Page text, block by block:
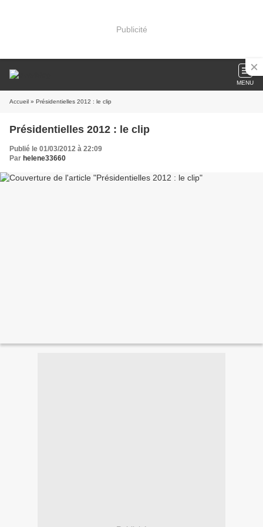
Publicité
MENU
Accueil » Présidentielles 2012 : le clip
Présidentielles 2012 : le clip
Publié le 01/03/2012 à 22:09
Par helene33660